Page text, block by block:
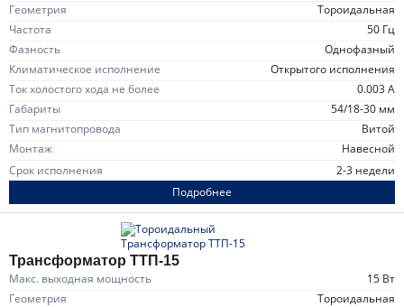
Геометрия
тороидальная
Частота
50 Гц
Фазность
однофазный
Климатическое исполнение
открытого исполнения
Ток холостого хода не более
0.003 А
Габариты
54/18-30 мм
Тип магнитопровода
витой
Монтаж
навесной
Срок исполнения
2-3 недели
Подробнее
Трансформатор ТТП-15
Макс. выходная мощность
15 Вт
Геометрия
тороидальная